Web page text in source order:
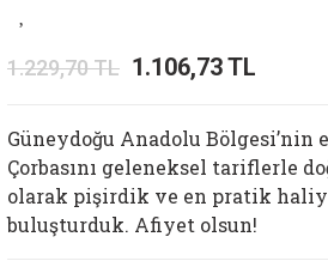
1.229,70 TL 1.106,73 TL
Güneydoğu Anadolu Bölgesi’nin
Çorbasını geleneksel tariflerle
olarak pişirdik ve en pratik
buluşturduk. Afiyet olsun!